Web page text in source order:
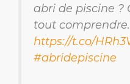
abri de piscine ?
tout comprendre.
https://t.co/
#abridepiscine